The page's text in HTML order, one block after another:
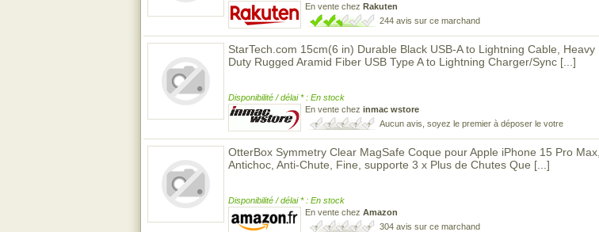
En vente chez Rakuten
244 avis sur ce marchand
StarTech.com 15cm(6 in) Durable Black USB-A to Lightning Cable, Heavy
Duty Rugged Aramid Fiber USB Type A to Lightning Charger/Sync [...]
Disponibilité / délai * : En stock
En vente chez inmac wstore
Aucun avis, soyez le premier à déposer le votre
OtterBox Symmetry Clear MagSafe Coque pour Apple iPhone 15 Pro Max,
Antichoc, Anti-Chute, Fine, supporte 3 x Plus de Chutes Que [...]
Disponibilité / délai * : En stock
En vente chez Amazon
304 avis sur ce marchand